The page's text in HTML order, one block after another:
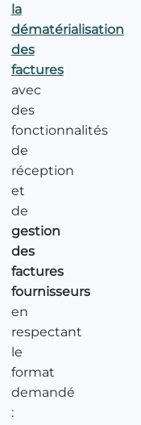
la
dématérialisation
des
factures
avec
des
fonctionnalités
de
réception
et
de
gestion
des
factures
fournisseurs
en
respectant
le
format
demandé
: